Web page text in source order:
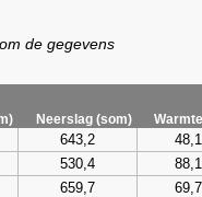
de gegevens
Neerslag (som)
643,2 48,1
530,4 88,1
659,7 69,7